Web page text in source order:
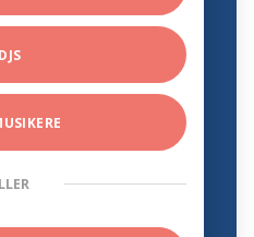
DJS